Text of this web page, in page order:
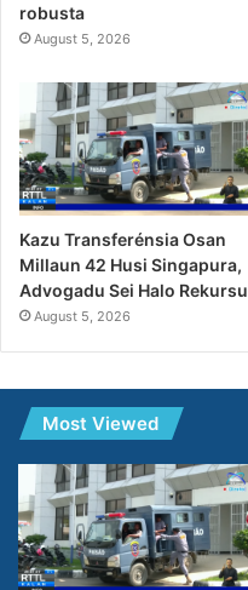
robusta
August 5, 2026
Kazu Transferénsia Osan
Millaun 42 Husi Singapura,
Advogadu Sei Halo Rekursu
August 5, 2026
Most Viewed